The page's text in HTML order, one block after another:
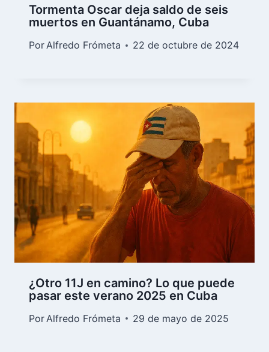
Tormenta Oscar deja saldo de seis
muertos en Guantánamo, Cuba
PorAlfredo Frómeta 22 de octubre de 2024
¿Otro 11J en camino? Lo que puede
pasar este verano 2025 en Cuba
Por Alfredo Frómeta 29 de mayo de 2025